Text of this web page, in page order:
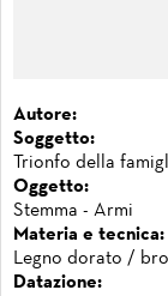
Autore:
Soggetto:
Trionfo della
Oggetto:
Stemma - Armi
Materia e tecnica:
Legno dorato /
Datazione: